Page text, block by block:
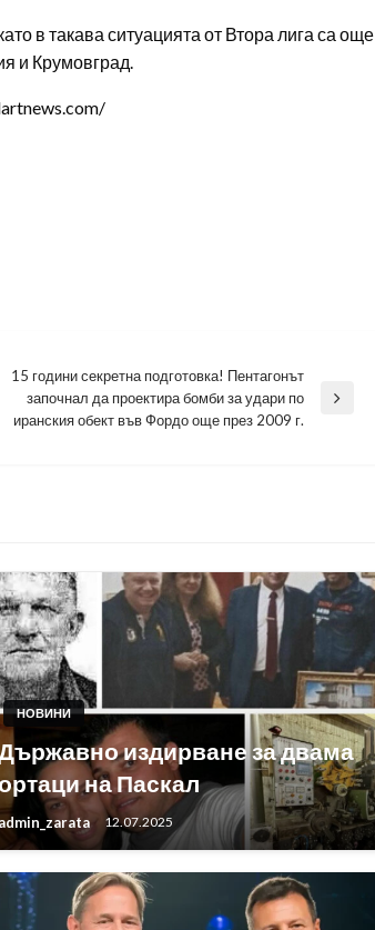
в такава ситуацията от Втора лига са още
и Крумовград.
Next
Post
15 години секретна подготовка! Пентагонът
започнал да проектира бомби за удари по
иранския обект във Фордо още през 2009 г.
НОВИНИ
издирване за двама
на Паскал
admin_zarata 12.07.2025